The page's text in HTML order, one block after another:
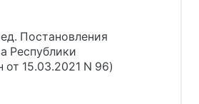
Постановления
Республики
15.03.2021 N 96)